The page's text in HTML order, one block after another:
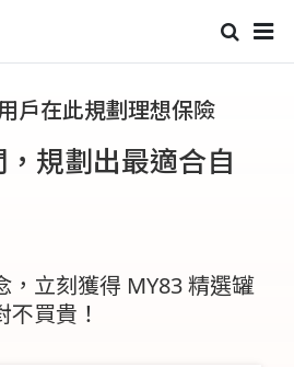
戶在此規劃理想保險
規劃出最適合自
，立刻獲得 MY83 精選罐
買貴！